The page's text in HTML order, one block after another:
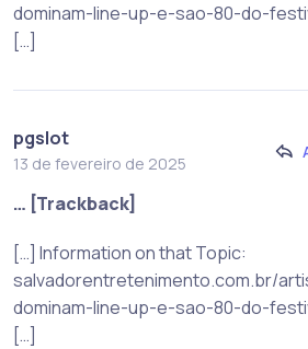
dominam-line-up-e-sao-80-do-
[…]
pgslot
13 de fevereiro de 2025
… [Trackback]
[…] Information on that Topic:
salvadorentretenimento.com.br/
dominam-line-up-e-sao-80-do-
[…]